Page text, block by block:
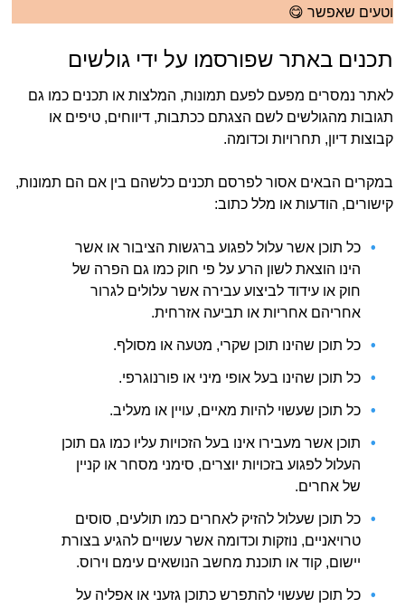
וטעים שאפשר 😋
תכנים באתר שפורסמו על ידי גולשים
לאתר נמסרים מפעם לפעם תמונות, המלצות או תכנים כמו גם
תגובות מהגולשים לשם הצגתם ככתבות, דיווחים, טיפים או
קבוצות דיון, תחרויות וכדומה.
במקרים הבאים אסור לפרסם תכנים כלשהם בין אם הם תמונות,
קישורים, הודעות או מלל כתוב:
כל תוכן אשר עלול לפגוע ברגשות הציבור או אשר
הינו הוצאת לשון הרע על פי חוק כמו גם הפרה של
חוק או עידוד לביצוע עבירה אשר עלולים לגרור
אחריהם אחריות או תביעה אזרחית.
כל תוכן שהינו תוכן שקרי, מטעה או מסולף.
כל תוכן שהינו בעל אופי מיני או פורנוגרפי.
כל תוכן שעשוי להיות מאיים, עויין או מעליב.
תוכן אשר מעבירו אינו בעל הזכויות עליו כמו גם תוכן
העלול לפגוע בזכויות יוצרים, סימני מסחר או קניין
של אחרים.
כל תוכן שעלול להזיק לאחרים כמו תולעים, סוסים
טרויאניים, נוזקות וכדומה אשר עשויים להגיע בצורת
יישום, קוד או תוכנת מחשב הנושאים עימם וירוס.
כל תוכן שעשוי להתפרש כתוכן גזעני או אפליה על